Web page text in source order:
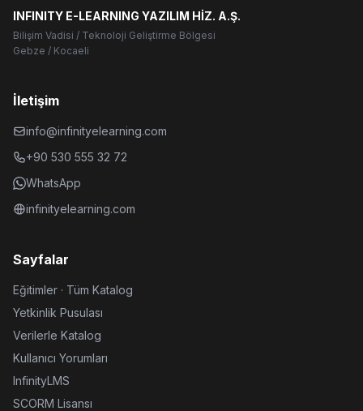
INFINITY E-LEARNING YAZILIM HİZ. A.Ş.
Bilişim Vadisi / Teknoloji Geliştirme Bölgesi
Gebze / Kocaeli
İletişim
info@infinityelearning.com
+90 530 555 32 72
WhatsApp
infinityelearning.com
Sayfalar
Eğitimler · Tüm Katalog
Yetkinlik Pusulası
Verilerle Katalog
Kullanıcı Yorumları
InfinityLMS
SCORM Lisansı